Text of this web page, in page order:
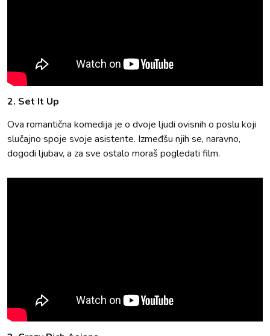
2. Set It Up
Ova romantična komedija je o dvoje ljudi ovisnih o poslu koji
slučajno spoje svoje asistente. Izmeđšu njih se, naravno,
dogodi ljubav, a za sve ostalo moraš pogledati film.